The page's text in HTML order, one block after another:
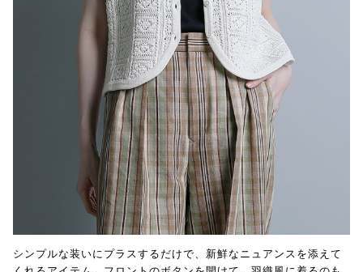
シンプルな装いにプラスするだけで、新鮮なニュアンスを添えて